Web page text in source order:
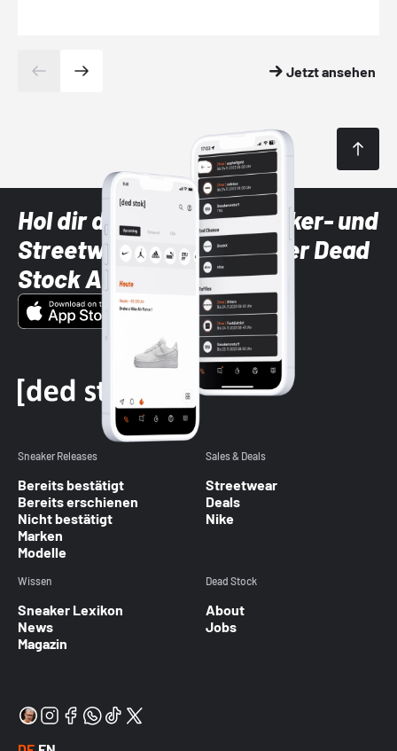
Jetzt ansehen
Hol dir die neuesten Sneaker- und
Streetwear-Brands mit der Dead
Stock App
Sneaker Releases
Bereits bestätigt
Bereits erschienen
Nicht bestätigt
Marken
Modelle
Sales & Deals
Streetwear
Deals
Nike
Wissen
Sneaker Lexikon
News
Magazin
Dead Stock
About
Jobs